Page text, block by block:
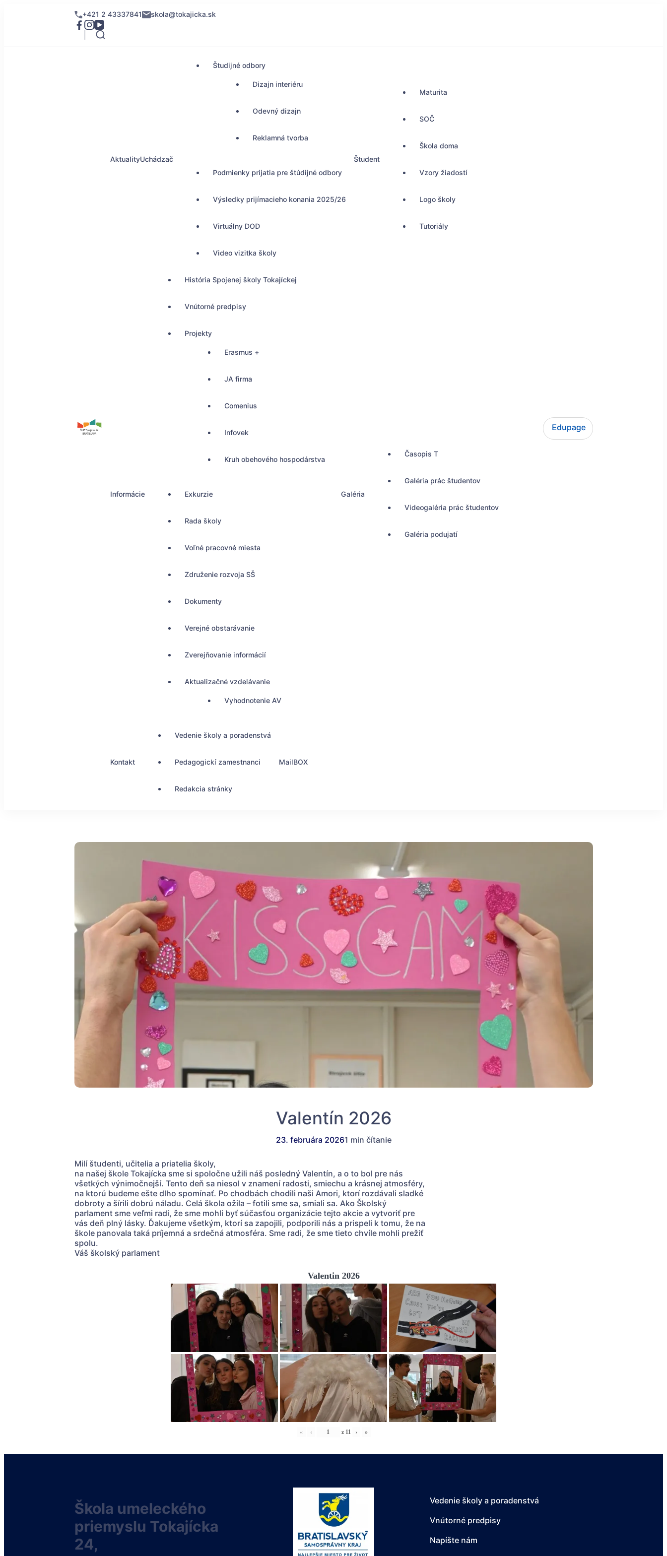
+421 2 43337841 skola@tokajicka.sk
ŠUP Tokajícka 24, Bratislava
AktualityUchádzač
Študijné odbory
Dizajn interiéru
Odevný dizajn
Reklamná tvorba
Podmienky prijatia pre štúdijné odbory
Výsledky prijímacieho konania 2025/26
Virtuálny DOD
Video vizitka školy
Študent
Maturita
SOČ
Škola doma
Vzory žiadostí
Logo školy
Tutoriály
Informácie
História Spojenej školy Tokajíckej
Vnútorné predpisy
Projekty
Erasmus +
JA firma
Comenius
Infovek
Kruh obehového hospodárstva
Exkurzie
Rada školy
Voľné pracovné miesta
Združenie rozvoja SŠ
Dokumenty
Verejné obstarávanie
Zverejňovanie informácií
Aktualizačné vzdelávanie
Vyhodnotenie AV
Galéria
Časopis T
Galéria prác študentov
Videogaléria prác študentov
Galéria podujatí
Kontakt
Vedenie školy a poradenstvá
Pedagogickí zamestnanci
Redakcia stránky
MailBOX
Edupage
Valentín 2026
23. februára 20261 min čítanie
Milí študenti, učitelia a priatelia školy,
na našej škole Tokajícka sme si spoločne užili náš posledný Valentín, a o to bol pre nás
všetkých výnimočnejší. Tento deň sa niesol v znamení radosti, smiechu a krásnej atmosféry,
na ktorú budeme ešte dlho spomínať. Po chodbách chodili naši Amori, ktorí rozdávali sladké
dobroty a šírili dobrú náladu. Celá škola ožila – fotili sme sa, smiali sa. Ako Školský
parlament sme veľmi radi, že sme mohli byť súčasťou organizácie tejto akcie a vytvoriť pre
vás deň plný lásky. Ďakujeme všetkým, ktorí sa zapojili, podporili nás a prispeli k tomu, že na
škole panovala taká príjemná a srdečná atmosféra. Sme radi, že sme tieto chvíle mohli prežiť
spolu.
Váš školský parlament
Valentin 2026
« ‹ z 11 › »
Škola umeleckého
priemyslu Tokajícka
24,
Vedenie školy a poradenstvá
Vnútorné predpisy
Napíšte nám